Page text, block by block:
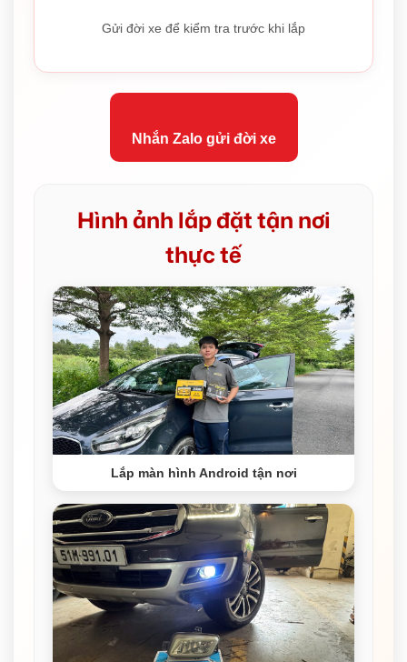
Gửi đời xe để kiểm tra trước khi lắp
Nhắn Zalo gửi đời xe
Hình ảnh lắp đặt tận nơi
thực tế
Lắp màn hình Android tận nơi